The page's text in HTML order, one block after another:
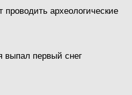
археологические
выпал первый снег